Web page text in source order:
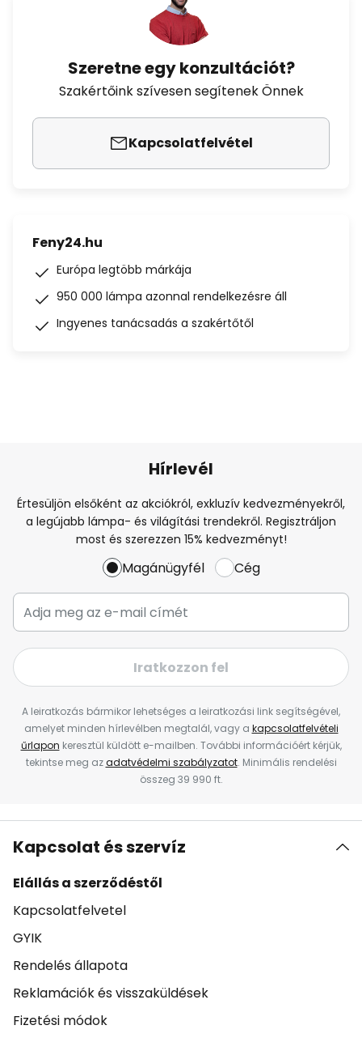
Szeretne egy konzultációt?
Szakértőink szívesen segítenek Önnek
Kapcsolatfelvétel
Feny24.hu
Európa legtöbb márkája
950 000 lámpa azonnal rendelkezésre áll
Ingyenes tanácsadás a szakértőtől
Hírlevél
Értesüljön elsőként az akciókról, exkluzív kedvezményekről,
a legújabb lámpa- és világítási trendekről. Regisztráljon
most és szerezzen 15% kedvezményt!
Magánügyfél Cég
Iratkozzon fel
A leiratkozás bármikor lehetséges a leiratkozási link segítségével,
amelyet minden hírlevélben megtalál, vagy a kapcsolatfelvételi
űrlapon keresztül küldött e-mailben. További információért kérjük,
tekintse meg azadatvédelmi szabályzatot. Minimális rendelési
összeg 39 990 ft.
Kapcsolat és szervíz
Elállás a szerződéstől
Kapcsolatfelvetel
GYIK
Rendelés állapota
Reklamációk és visszaküldések
Fizetési módok